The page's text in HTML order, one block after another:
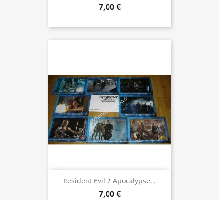
7,00 €
Resident Evil 2 Apocalypse...
7,00 €